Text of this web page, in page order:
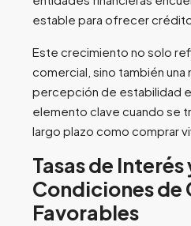
estable para ofrecer
Este crecimiento no solo
comercial, sino también una
percepción de estabilidad
elemento clave cuando se
largo plazo como comprar
Tasas de Interés
Condiciones de
Favorables